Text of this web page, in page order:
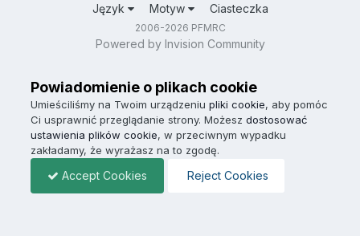
Język Motyw Ciasteczka
2006-2026 PFMRC
Powered by Invision Community
Powiadomienie o plikach cookie
Umieściliśmy na Twoim urządzeniu pliki cookie, aby pomóc
Ci usprawnić przeglądanie strony. Możesz dostosować
ustawienia plików cookie, w przeciwnym wypadku
zakładamy, że wyrażasz na to zgodę.
Accept Cookies Reject Cookies